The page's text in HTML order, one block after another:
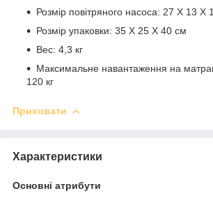
Розмір повітряного насоса: 27 Х 13 Х
Розмір упаковки: 35 X 25 Х 40 см
Bec: 4,3 кг
Максимальне навантаження на
120 кг
Приховати
Характеристики
Основні атрибути